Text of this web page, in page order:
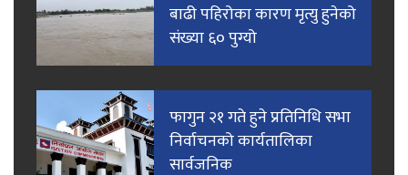
बाढी पहिरोका कारण मृत्यु हुनेको
संख्या ६० पुग्यो
फागुन २१ गते हुने प्रतिनिधि सभा
निर्वाचनको कार्यतालिका
सार्वजनिक